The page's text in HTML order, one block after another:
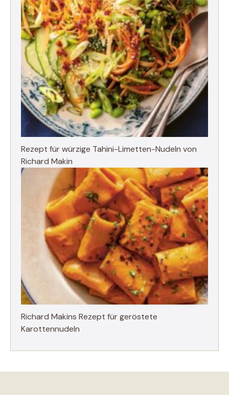
Rezept für würzige Tahini-Limetten-Nudeln von
Richard Makin
Richard Makins Rezept für geröstete
Karottennudeln